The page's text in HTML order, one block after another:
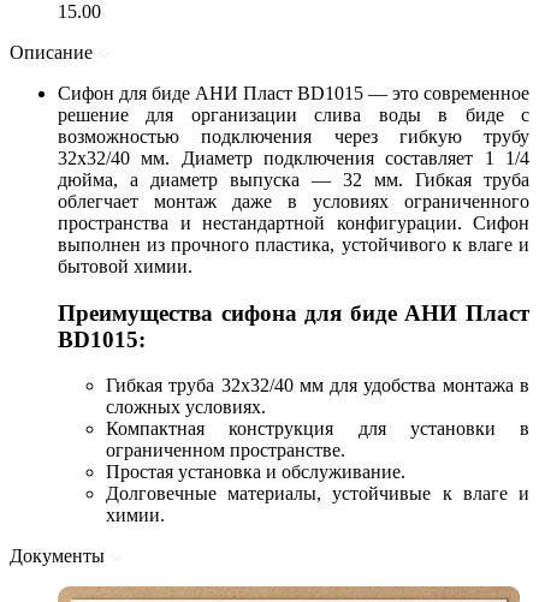
15.00
Описание
Сифон для биде АНИ Пласт BD1015 — это современное
решение для организации слива воды в биде с
возможностью подключения через гибкую трубу
32х32/40 мм. Диаметр подключения составляет 1 1/4
дюйма, а диаметр выпуска — 32 мм. Гибкая труба
облегчает монтаж даже в условиях ограниченного
пространства и нестандартной конфигурации. Сифон
выполнен из прочного пластика, устойчивого к влаге и
бытовой химии.
Преимущества сифона для биде АНИ Пласт
BD1015:
Гибкая труба 32х32/40 мм для удобства монтажа в
сложных условиях.
Компактная конструкция для установки в
ограниченном пространстве.
Простая установка и обслуживание.
Долговечные материалы, устойчивые к влаге и
химии.
Документы